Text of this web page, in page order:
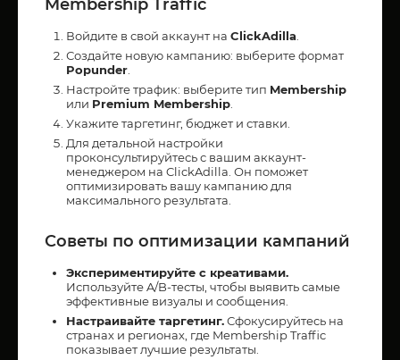
Membership Traffic
Войдите в свой аккаунт на ClickAdilla
Создайте новую кампанию: выберите формат
Popunder
Настройте трафик: выберите тип Membership
или Premium Membership
Укажите таргетинг, бюджет и ставки.
Для детальной настройки
проконсультируйтесь с вашим аккаунт-
менеджером на ClickAdilla. Он поможет
оптимизировать вашу кампанию для
максимального результата.
Советы по оптимизации кампаний
Экспериментируйте с креативами.
Используйте A/B-тесты, чтобы выявить самые
эффективные визуалы и сообщения.
Настраивайте таргетинг.Сфокусируйтесь на
странах и регионах, где Membership Traffic
показывает лучшие результаты.